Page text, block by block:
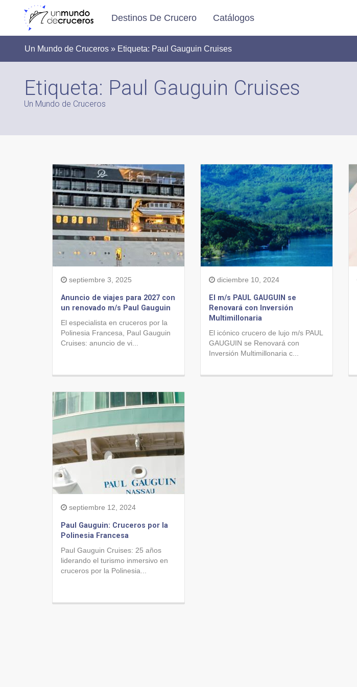
Destinos De Crucero Catálogos
Un Mundo de Cruceros » Etiqueta: Paul Gauguin Cruises
Etiqueta: Paul Gauguin Cruises
Un Mundo de Cruceros
septiembre 3, 2025
Anuncio de viajes para 2027 con
un renovado m/s Paul Gauguin
El especialista en cruceros por la
Polinesia Francesa, Paul Gauguin
Cruises: anuncio de vi...
diciembre 10, 2024
El m/s PAUL GAUGUIN se
Renovará con Inversión
Multimillonaria
El icónico crucero de lujo m/s PAUL
GAUGUIN se Renovará con
Inversión Multimillonaria c...
septiembre 12, 2024
Paul Gauguin: Cruceros por la
Polinesia Francesa
Paul Gauguin Cruises: 25 años
liderando el turismo inmersivo en
cruceros por la Polinesia...